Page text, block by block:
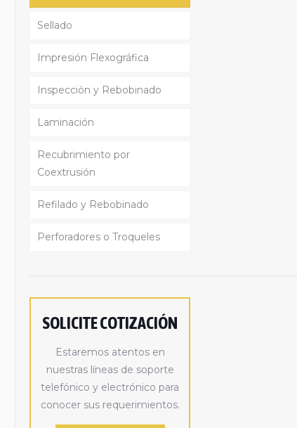
Sellado
Impresión Flexográfica
Inspección y Rebobinado
Laminación
Recubrimiento por
Coextrusión
Refilado y Rebobinado
Perforadores o Troqueles
SOLICITE COTIZACIÓN
Estaremos atentos en
nuestras líneas de soporte
telefónico y electrónico para
conocer sus requerimientos.